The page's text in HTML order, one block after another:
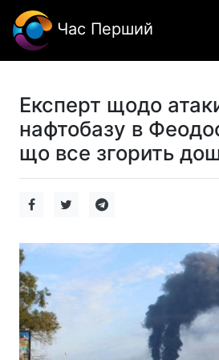
Час Перший
Експерт щодо
нафтобазу в
що все згорить